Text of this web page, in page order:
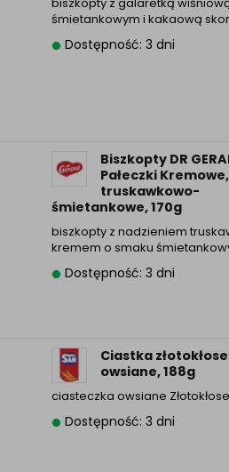
śmietankowym i kakaową
Dostępność: 3 dni
Biszkopty DR
Pałeczki Kremowe,
truskawkowo-
śmietankowe, 170g
biszkopty z nadzieniem
kremem o smaku
Dostępność: 3 dni
Ciastka złotokłose
owsiane, 188g
ciasteczka owsiane
Dostępność: 3 dni